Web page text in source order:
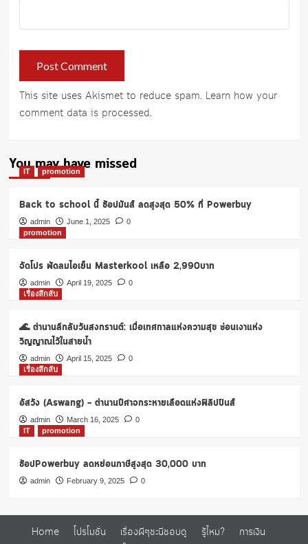
This site uses Akismet to reduce spam. Learn how your
comment data is processed.
You may have missed
IT promotion
Back to school นี้ ช้อปมันส์ ลดสูงสุด 50% ที่ Powerbuy
admin June 1, 2025
0
promotion
จัดโปร พัดลมไอเย็น Masterkool เหลือ 2,990บาท
admin April 19, 2025
0
เรื่องลึกลับ
🌊 ตำนานลึกลับวันสงกรานต์: เมื่อเทศกาลแห่งความสุข ซ่อนเงาแห่ง
วิญญาณไว้ในสายน้ำ
admin April 15, 2025
0
เรื่องลึกลับ
อัสวัง (Aswang) – ตำนานปีศาจกระหายเลือดแห่งฟิลิปปินส์
admin March 16, 2025
0
IT
promotion
ช้อปPowerbuy ลดหย่อนภาษีสูงสุด 30,000 บาท
admin February 9, 2025 0
Home โปรโมชั่น เรื่องผีๆชะนีชอบดู รู้ไหม?
การเงิน